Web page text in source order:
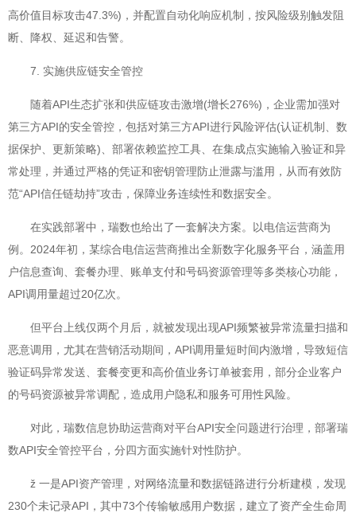
高价值目标攻击47.3%)，并配置自动化响应机制，按风险级别触发阻
断、降权、延迟和告警。
7. 实施供应链安全管控
随着API生态扩张和供应链攻击激增(增长276%)，企业需加强对
第三方API的安全管控，包括对第三方API进行风险评估(认证机制、数
据保护、更新策略)、部署依赖监控工具、在集成点实施输入验证和异
常处理，并通过严格的凭证和密钥管理防止泄露与滥用，从而有效防
范“API信任链劫持”攻击，保障业务连续性和数据安全。
在实践部署中，瑞数也给出了一套解决方案。以电信运营商为
例。2024年初，某综合电信运营商推出全新数字化服务平台，涵盖用
户信息查询、套餐办理、账单支付和号码资源管理等多类核心功能，
API调用量超过20亿次。
但平台上线仅两个月后，就被发现出现API频繁被异常流量扫描和
恶意调用，尤其在营销活动期间，API调用量短时间内激增，导致短信
验证码异常发送、套餐变更和高价值业务订单被套用，部分企业客户
的号码资源被异常调配，造成用户隐私和服务可用性风险。
对此，瑞数信息协助运营商对平台API安全问题进行治理，部署瑞
数API安全管控平台，分四方面实施针对性防护。
ž 一是API资产管理，对网络流量和数据链路进行分析建模，发现
230个未记录API，其中73个传输敏感用户数据，建立了资产全生命周